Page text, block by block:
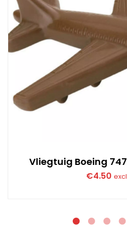
Vliegtuig Boeing
€4.50